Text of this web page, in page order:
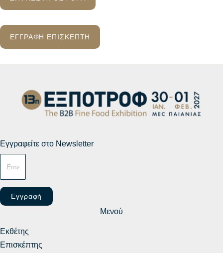
ΕΓΓΡΑΦΗ ΕΠΙΣΚΕΠΤΗ
Εγγραφείτε στο Newsletter
Εγγραφή
Μενού
Εκθέτης
Επισκέπτης